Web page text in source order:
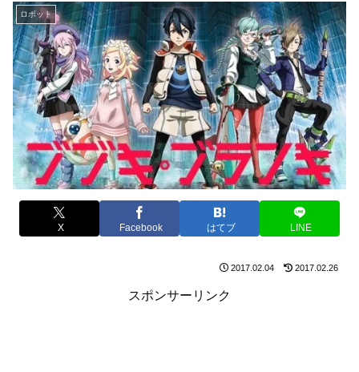
ロボット
X Facebook はてブ LINE
2017.02.04 2017.02.26
スポンサーリンク